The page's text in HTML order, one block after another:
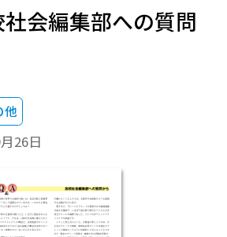
会編集部への質問
他
26日